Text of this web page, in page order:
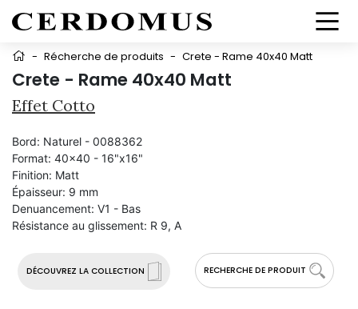
- Récherche de produits - Crete - Rame 40x40 Matt
Crete - Rame 40x40 Matt
Effet Cotto
DÉCOUVREZ LA COLLECTION RECHERCHE DE PRODUIT
Bord: Naturel - 0088362
Format: 40x40 - 16"x16"
Finition: Matt
Épaisseur: 9 mm
Denuancement: V1 - Bas
Résistance au glissement: R 9, A